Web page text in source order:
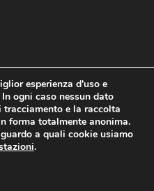
Contatti
Protection Policy
Tutti i diritti riservati | Sede
esperienza d'uso e
ogni caso nessun dato
e la raccolta
forma totalmente anonima.
a quali cookie usiamo
.